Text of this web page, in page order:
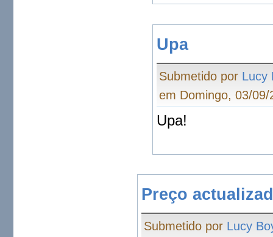
Upa
Submetido por Lucy
em Domingo, 03/
Upa!
Preço
Submetido por Lucy